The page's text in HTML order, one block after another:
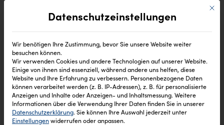
Mit
Datenschutzeinstellungen
Wir benötigen Ihre Zustimmung, bevor Sie unsere Website weiter
besuchen können.
Wir verwenden Cookies und andere Technologien auf unserer Website.
Einige von ihnen sind essenziell, während andere uns helfen, diese
Website und Ihre Erfahrung zu verbessern. Personenbezogene Daten
können verarbeitet werden (z. B. IP-Adressen), z. B. für personalisierte
Anzeigen und Inhalte oder Anzeigen- und Inhaltsmessung. Weitere
Informationen über die Verwendung Ihrer Daten finden Sie in unserer
Datenschutzerklärung. Sie können Ihre Auswahl jederzeit unter
Einstellungenwiderrufen oder anpassen.